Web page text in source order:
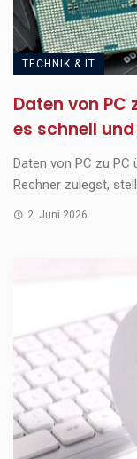
TECHNIK & IT
Daten von
es schnell
Daten von PC zu PC
Rechner zulegst,
2. Juni 2026